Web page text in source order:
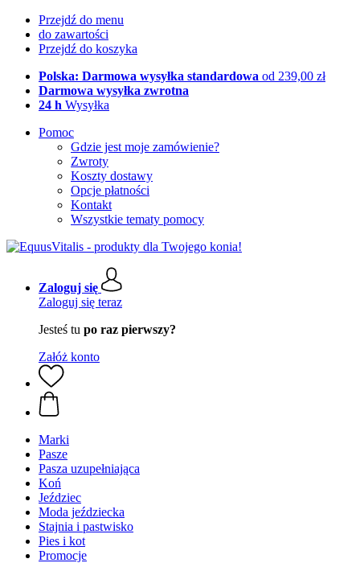
Przejdź do menu
do zawartości
Przejdź do koszyka
Polska: Darmowa wysyłka standardowa od 239,00 zł
Darmowa wysyłka zwrotna
24 h Wysyłka
Pomoc
Gdzie jest moje zamówienie?
Zwroty
Koszty dostawy
Opcje płatności
Kontakt
Wszystkie tematy pomocy
Zaloguj się
Zaloguj się teraz
Jesteś tu po raz pierwszy?
Załóż konto
Marki
Pasze
Pasza uzupełniająca
Koń
Jeździec
Moda jeździecka
Stajnia i pastwisko
Pies i kot
Promocje